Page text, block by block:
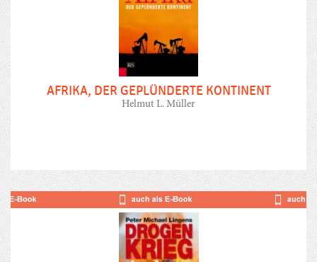
AFRIKA, DER GEPLÜNDERTE KONTINENT
Helmut L. Müller